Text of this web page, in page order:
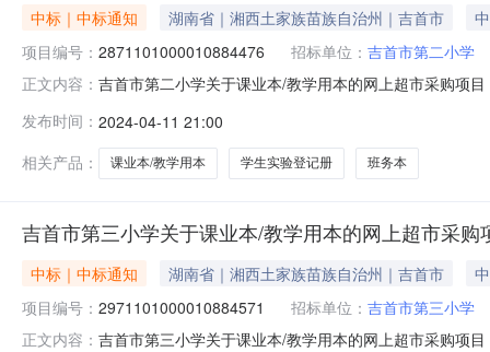
中标｜中标通知 湖南省｜湘西土家族苗族自治州｜吉首市
项目编号： 2871101000010884476 招标单位： 吉首市第二小学
正文内容： 吉首市第二小学关于课业本/教学用本的网上超市采购项
区划名称:湖南省湘西土家族苗族自治州吉首市报价起止
发布时间： 2024-04-11 21:00
相关产品：
课业本/教学用本 学生实验登记册 班务本
吉首市第三小学关于课业本/教学用本的网上超市采购
中标｜中标通知 湖南省｜湘西土家族苗族自治州｜吉首市
项目编号： 2971101000010884571 招标单位： 吉首市第三小学
正文内容： 吉首市第三小学关于课业本/教学用本的网上超市采购项